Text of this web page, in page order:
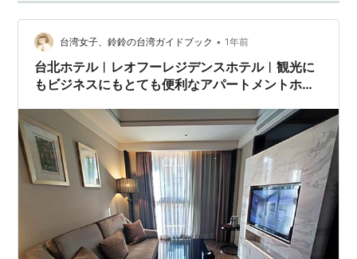
台湾女子、鈴鈴の台湾ガイドブック • 1年前
台北ホテル︱レオフーレジデンスホテル︱観光に
もビジネスにもとても便利なアパートメントホテ